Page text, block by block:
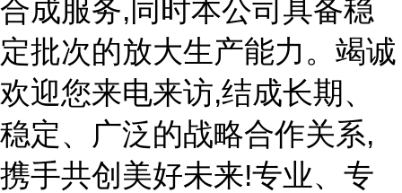
合成服务,同时本公司具备稳
定批次的放大生产能力。竭诚
欢迎您来电来访,结成长期、
稳定、广泛的战略合作关系,
携手共创美好未来!专业、专